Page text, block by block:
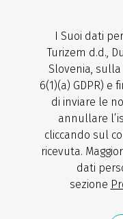
I Suoi dati
Turizem d.d.,
Slovenia,
6(1)(a) GDPR)
di inviare le
annullare
cliccando sul
ricevuta.
dati
sezione